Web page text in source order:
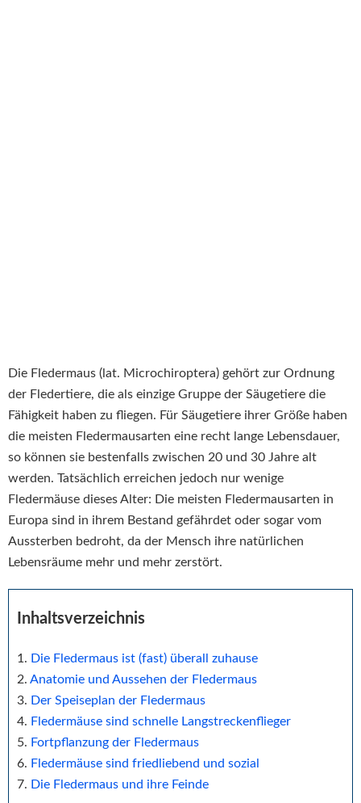
Die Fledermaus (lat. Microchiroptera) gehört zur Ordnung
der Fledertiere, die als einzige Gruppe der Säugetiere die
Fähigkeit haben zu fliegen. Für Säugetiere ihrer Größe haben
die meisten Fledermausarten eine recht lange Lebensdauer,
so können sie bestenfalls zwischen 20 und 30 Jahre alt
werden. Tatsächlich erreichen jedoch nur wenige
Fledermäuse dieses Alter: Die meisten Fledermausarten in
Europa sind in ihrem Bestand gefährdet oder sogar vom
Aussterben bedroht, da der Mensch ihre natürlichen
Lebensräume mehr und mehr zerstört.
Inhaltsverzeichnis
Die Fledermaus ist (fast) überall zuhause
Anatomie und Aussehen der Fledermaus
Der Speiseplan der Fledermaus
Fledermäuse sind schnelle Langstreckenflieger
Fortpflanzung der Fledermaus
Fledermäuse sind friedliebend und sozial
Die Fledermaus und ihre Feinde